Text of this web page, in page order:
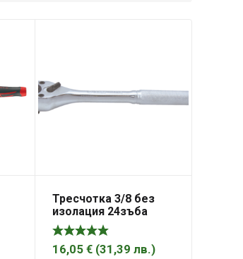
Тресчотка 3/8 без
изолация 24зъба
3120NQ HANS
16,05€ (31,39лв.)